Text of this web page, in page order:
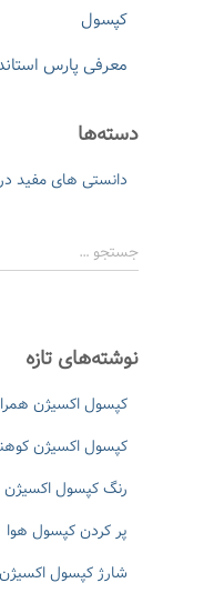
کپسول
معرفی پارس
دسته‌ها
دانستی های مفید
س
ب
جستجو …
نوشته‌های تازه
کپسول اکسیژن
کپسول اکسیژن
رنگ کپسول
پر کردن کپسول هوا
شارژ کپسول اکسیژن